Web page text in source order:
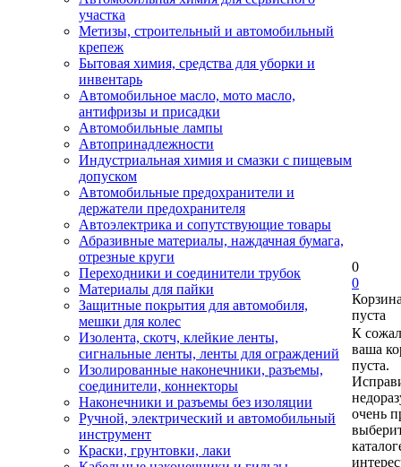
участка
Метизы, строительный и автомобильный
крепеж
Бытовая химия, средства для уборки и
инвентарь
Автомобильное масло, мото масло,
антифризы и присадки
Автомобильные лампы
Автопринадлежности
Индустриальная химия и смазки с пищевым
допуском
Автомобильные предохранители и
держатели предохранителя
Автоэлектрика и сопутствующие товары
Абразивные материалы, наждачная бумага,
отрезные круги
Переходники и соединители трубок
Материалы для пайки
Защитные покрытия для автомобиля,
мешки для колес
Изолента, скотч, клейкие ленты,
сигнальные ленты, ленты для ограждений
Изолированные наконечники, разъемы,
соединители, коннекторы
Наконечники и разъемы без изоляции
Ручной, электрический и автомобильный
инструмент
Краски, грунтовки, лаки
0
0
пуста
К
ваша
пуста.
очень